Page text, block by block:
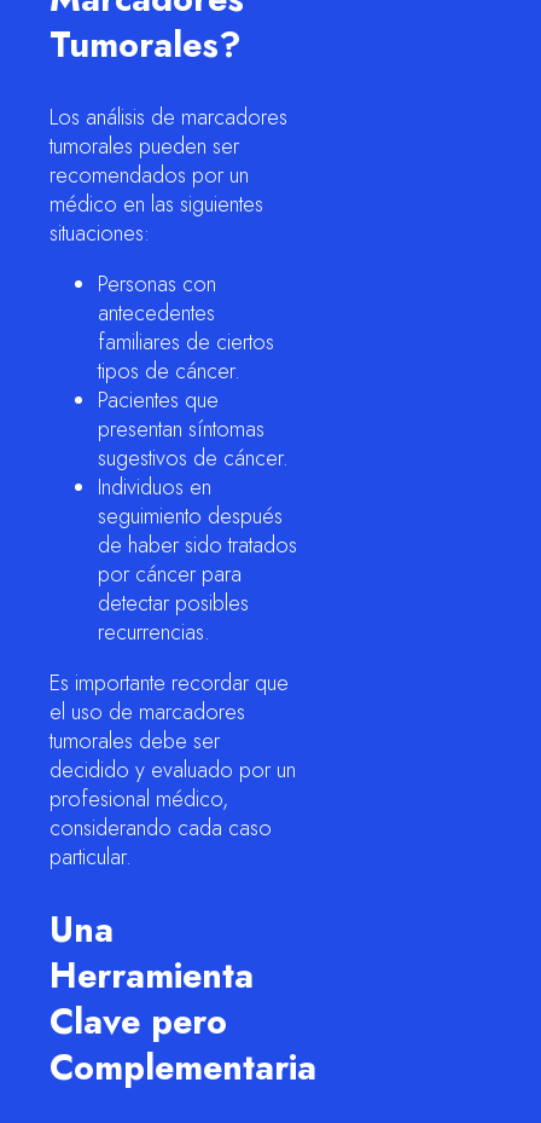
Tumorales?
Los análisis de marcadores
tumorales pueden ser
recomendados por un
médico en las siguientes
situaciones:
Personas con
antecedentes
familiares de ciertos
tipos de cáncer.
Pacientes que
presentan síntomas
sugestivos de cáncer.
Individuos en
seguimiento después
de haber sido tratados
por cáncer para
detectar posibles
recurrencias.
Es importante recordar que
el uso de marcadores
tumorales debe ser
decidido y evaluado por un
profesional médico,
considerando cada caso
particular.
Una
Herramienta
Clave pero
Complementaria